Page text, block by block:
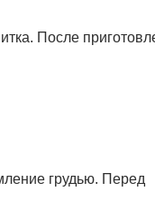
После
грудью. Перед